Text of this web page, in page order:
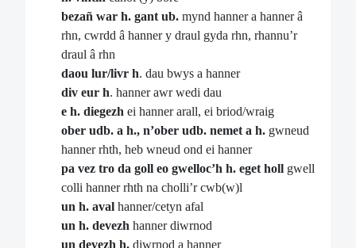
bezañ war h. gant ub. mynd hanner a hanner â
rhn, cwrdd â hanner y draul gyda rhn, rhannu’r
draul â rhn
daou lur/livr h. dau bwys a hanner
div eur h. hanner awr wedi dau
e h. diegezh ei hanner arall, ei briod/wraig
ober udb. a h., n’ober udb. nemet a h. gwneud
hanner rhth, heb wneud ond ei hanner
pa vez tro da goll eo gwelloc’h h. eget holl gwell
colli hanner rhth na cholli’r cwb(w)l
un h. aval hanner/cetyn afal
un h. devezh hanner diwrnod
un devezh h. diwrnod a hanner